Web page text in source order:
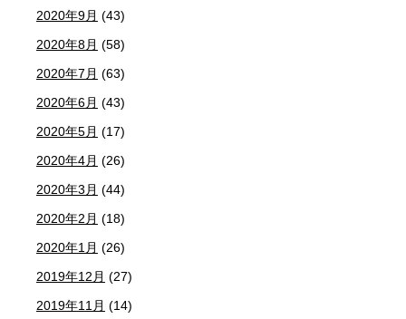
2020年9月 (43)
2020年8月 (58)
2020年7月 (63)
2020年6月 (43)
2020年5月 (17)
2020年4月 (26)
2020年3月 (44)
2020年2月 (18)
2020年1月 (26)
2019年12月 (27)
2019年11月 (14)